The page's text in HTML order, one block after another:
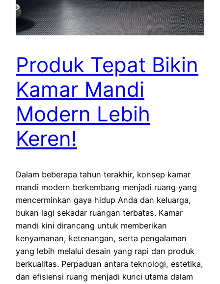
Produk Tepat Bikin
Kamar Mandi
Modern Lebih
Keren!
Dalam beberapa tahun terakhir, konsep kamar
mandi modern berkembang menjadi ruang yang
mencerminkan gaya hidup Anda dan keluarga,
bukan lagi sekadar ruangan terbatas. Kamar
mandi kini dirancang untuk memberikan
kenyamanan, ketenangan, serta pengalaman
yang lebih melalui desain yang rapi dan produk
berkualitas. Perpaduan antara teknologi, estetika,
dan efisiensi ruang menjadi kunci utama dalam